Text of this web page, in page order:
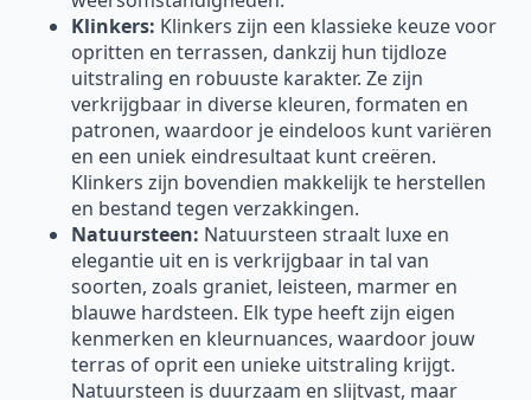
Klinkers: Klinkers zijn een klassieke keuze voor
opritten en terrassen, dankzij hun tijdloze
uitstraling en robuuste karakter. Ze zijn
verkrijgbaar in diverse kleuren, formaten en
patronen, waardoor je eindeloos kunt variëren
en een uniek eindresultaat kunt creëren.
Klinkers zijn bovendien makkelijk te herstellen
en bestand tegen verzakkingen.
Natuursteen: Natuursteen straalt luxe en
elegantie uit en is verkrijgbaar in tal van
soorten, zoals graniet, leisteen, marmer en
blauwe hardsteen. Elk type heeft zijn eigen
kenmerken en kleurnuances, waardoor jouw
terras of oprit een unieke uitstraling krijgt.
Natuursteen is duurzaam en slijtvast, maar